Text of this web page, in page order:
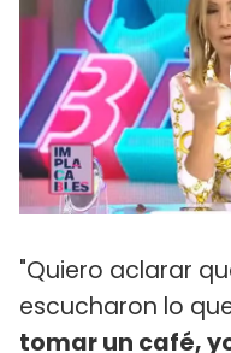
"Quiero aclarar
escucharon lo
tomar un café,